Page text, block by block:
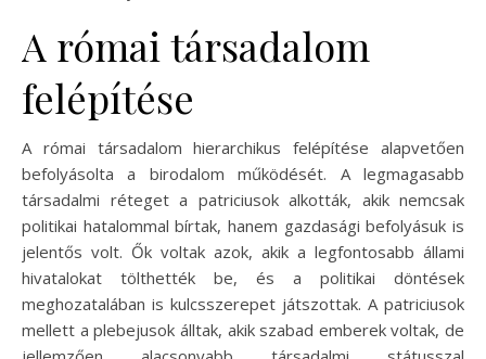
A római társadalom
felépítése
A római társadalom hierarchikus felépítése alapvetően
befolyásolta a birodalom működését. A legmagasabb
társadalmi réteget a patriciusok alkották, akik nemcsak
politikai hatalommal bírtak, hanem gazdasági befolyásuk is
jelentős volt. Ők voltak azok, akik a legfontosabb állami
hivatalokat tölthették be, és a politikai döntések
meghozatalában is kulcsszerepet játszottak. A patriciusok
mellett a plebejusok álltak, akik szabad emberek voltak, de